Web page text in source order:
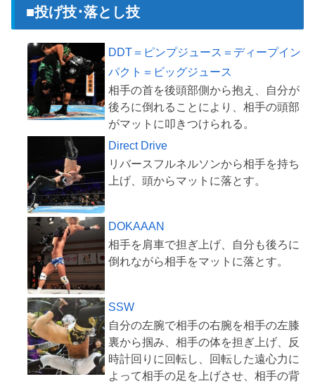
■投げ技･落とし技
DDT＝ピンプジュース＝ディープイン
パクト＝ビッグジュース
相手の首を後頭部側から抱え、自分が
後ろに倒れることにより、相手の頭部
Direct Drive
リバースフルネルソンから相手を持ち
DOKAAAN
相手を肩車で担ぎ上げ、自分も後ろに
SSW
自分の左腕で相手の右腕を相手の左膝
裏から掴み、相手の体を担ぎ上げ、反
時計回りに回転し、回転した遠心力に
よって相手の足を上げさせ、相手の背